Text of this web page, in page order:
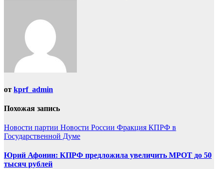
от kprf_admin
Похожая запись
Новости партии Новости России Фракция КПРФ в
Государственной Думе
Юрий Афонин: КПРФ предложила увеличить МРОТ до 50
тысяч рублей